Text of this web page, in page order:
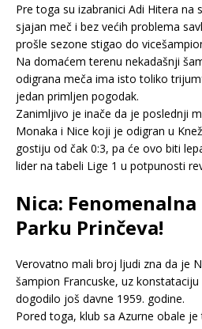
Pre toga su izabranici Adi Hitera na
sjajan meč i bez većih problema
prošle sezone stigao do
Na domaćem terenu nekadašnji
odigrana meča ima isto toliko
jedan primljen pogodak.
Zanimljivo je inače da je poslednji
Monaka i Nice koji je odigran u
gostiju od čak 0:3, pa će ovo biti
lider na tabeli Lige 1 u potpunosti
Nica:
Parku Prinčeva!
Verovatno mali broj ljudi zna da je
šampion Francuske, uz
dogodilo još davne 1959. godine.
Pored toga, klub sa Azurne obale